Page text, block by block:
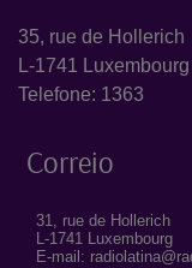
35, rue de Hollerich
L-1741 Luxembourg
Telefone: 1363
Correio
31, rue de Hollerich
L-1741 Luxembourg
E-mail: